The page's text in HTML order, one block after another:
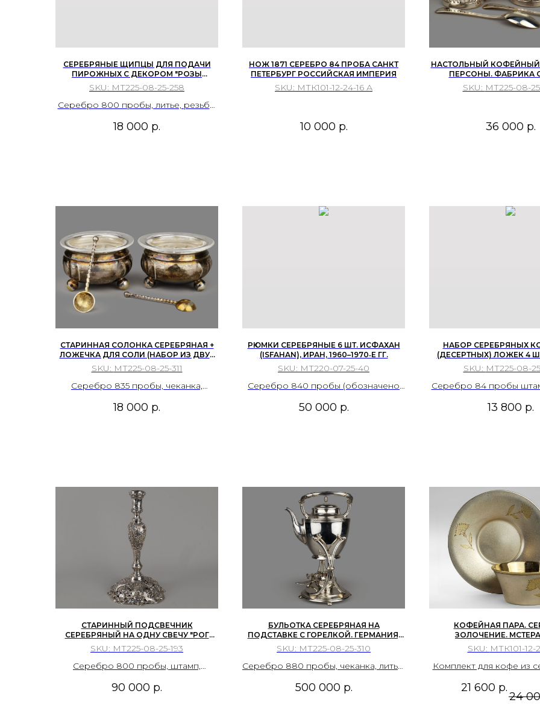
СЕРЕБРЯНЫЕ ЩИПЦЫ ДЛЯ ПОДАЧИ
ПИРОЖНЫХ С ДЕКОРОМ "РОЗЫ
ХИЛЬДЕСХАЙМА". ГЕРМАНИЯ, Г. ХАНАУ,
КЛЕЙМО МАСТЕРА АМД - MANS ADAM &
SOHN.
SKU: МТ225-08-25-258
Серебро 800 пробы, литье, резьба,
18 000 р.
НОЖ 1871 СЕРЕБРО 84 ПРОБА САНКТ
ПЕТЕРБУРГ РОССИЙСКАЯ ИМПЕРИЯ
SKU: МТК101-12-24-16 А
10 000 р.
НАСТОЛЬНЫЙ КОФЕЙНЫЙ
ПЕРСОНЫ. ФАБРИКА
«АРГЕНТА», РОССИЯ, XXI В.
SKU: МТ225-08-
36 000 р.
СТАРИННАЯ СОЛОНКА СЕРЕБРЯНАЯ +
ЛОЖЕЧКА ДЛЯ СОЛИ (НАБОР ИЗ ДВУХ
ШТУК). ГЕРМАНИЯ, JAKOB GRIMMINGER
(ЯКОБ ГРИММИНГЕР), 1920-1930-Е ГГ.
SKU: МТ225-08-25-311
Серебро 835 пробы, чеканка,
18 000 р.
РЮМКИ СЕРЕБРЯНЫЕ 6 ШТ. ИСФАХАН
(ISFAHAN), ИРАН, 1960–1970‑Е ГГ.
SKU: МТ220-07-25-40
Серебро 840 пробы (обозначено
чеканка, гравировка, литьё,
50 000 р.
НАБОР СЕРЕБРЯНЫХ
(ДЕСЕРТНЫХ) ЛОЖЕК 4
РОССИЙСКАЯ ИМПЕРИЯ.
SKU: МТ225-08-
Серебро 84 пробы
13 800 р.
СТАРИННЫЙ ПОДСВЕЧНИК
СЕРЕБРЯНЫЙ НА ОДНУ СВЕЧУ "РОГ
ИЗОБИЛИЯ" В БАРОЧНОМ СТИЛЕ,
CHRISTOPH WIDMANN (КРИСТОФ
ВИДМАНН), ГЕРМАНИЯ, ВТОРАЯ ТРЕТЬ
20 ВЕКА.
SKU: МТ225-08-25-193
Серебро 800 пробы, штамп,
90 000 р.
БУЛЬОТКА СЕРЕБРЯНАЯ НА
ПОДСТАВКЕ С ГОРЕЛКОЙ. ГЕРМАНИЯ,
БЕРЛИН, EUGEN MARCUS, 1900-1910-Е ГГ.
SKU: МТ225-08-25-310
Серебро 880 пробы, чеканка, литье,
500 000 р.
КОФЕЙНАЯ ПАРА.
ЗОЛОЧЕНИЕ.
SKU: МТК101-12-
Комплект для кофе из
Художественная
СССР, 1973
21 600 р.
24